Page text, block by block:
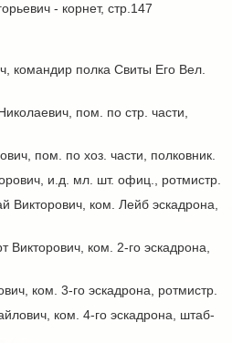
- корнет, стр.147
командир полка Свиты Его Вел.
пом. по стр. части,
пом. по хоз. части, полковник.
и.д. мл. шт. офиц., ротмистр.
Викторович, ком. Лейб эскадрона,
ком. 2-го эскадрона,
ком. 3-го эскадрона, ротмистр.
ком. 4-го эскадрона, штаб-